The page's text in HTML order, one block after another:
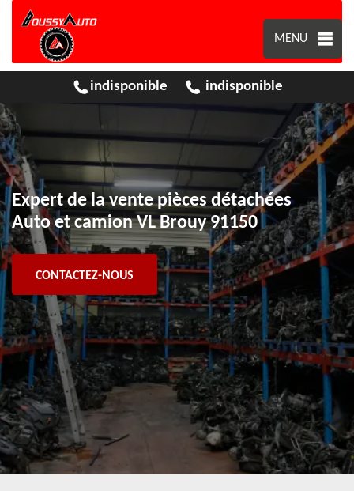
MENU
indisponible indisponible
Expert de la vente pièces détachées
Auto et camion VL Brouy 91150
CONTACTEZ-NOUS